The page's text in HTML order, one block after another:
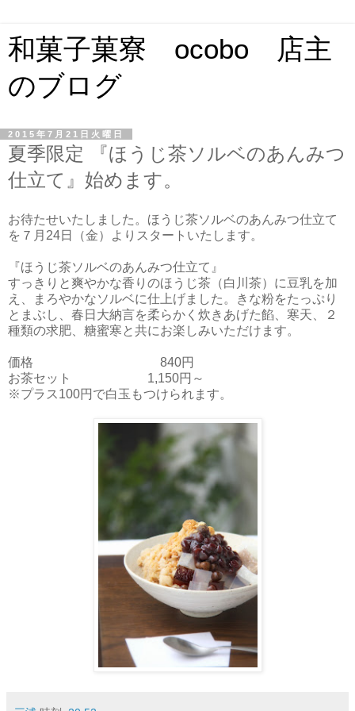
和菓子菓寮 ocobo 店主
のブログ
2015年7月21日火曜日
夏季限定 『ほうじ茶ソルベのあんみつ
仕立て』始めます。
お待たせいたしました。ほうじ茶ソルベのあんみつ仕立て
を７月24日（金）よりスタートいたします。
『ほうじ茶ソルベのあんみつ仕立て』
すっきりと爽やかな香りのほうじ茶（白川茶）に豆乳を加
え、まろやかなソルベに仕上げました。きな粉をたっぷり
とまぶし、春日大納言を柔らかく炊きあげた餡、寒天、２
種類の求肥、糖蜜寒と共にお楽しみいただけます。
価格 840円
お茶セット 1,150円～
※プラス100円で白玉もつけられます。